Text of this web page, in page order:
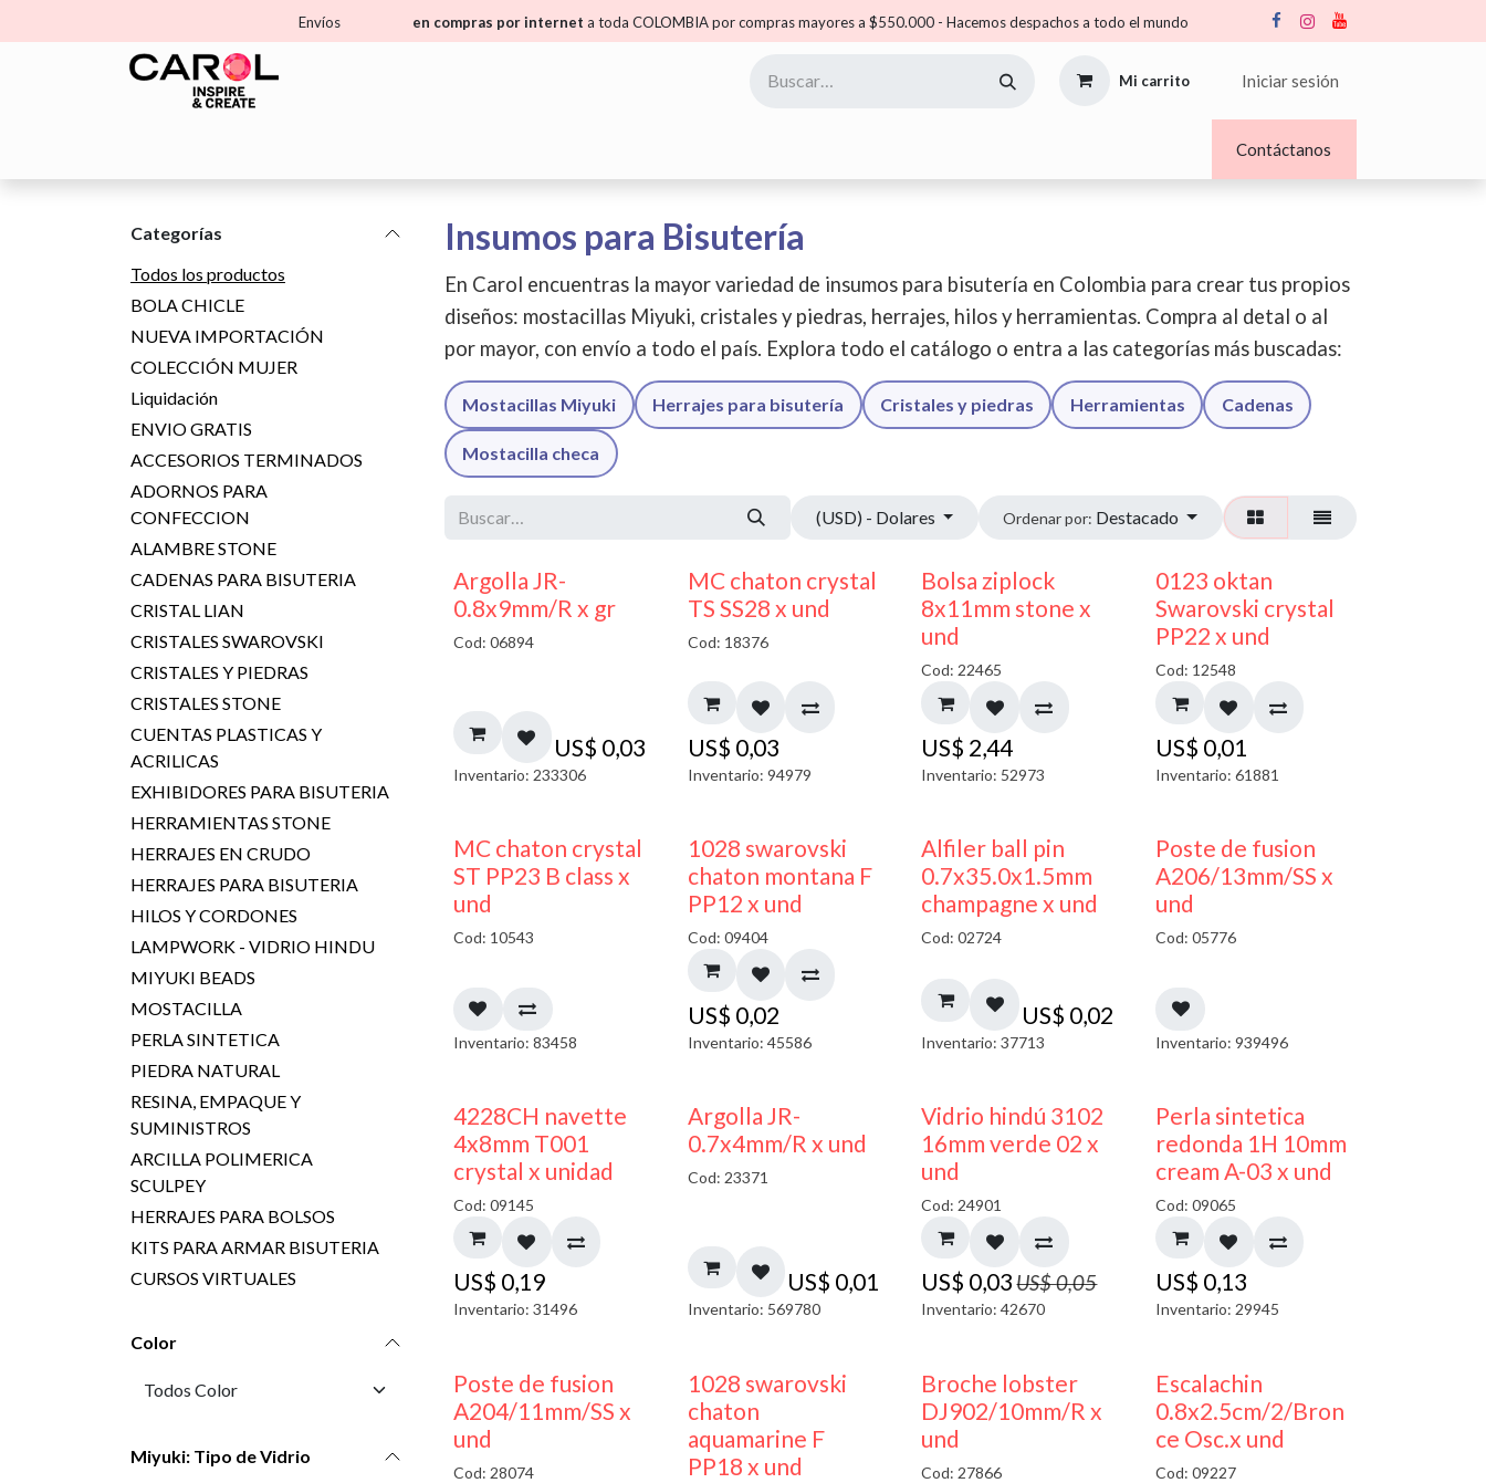
Envíos en compras por internet a toda COLOMBIA por compras mayores a $550.000 - Hacemos despachos a todo el mundo
Mi carrito Iniciar sesión
Contáctanos
Categorías
Todos los productos
BOLA CHICLE
NUEVA IMPORTACIÓN
COLECCIÓN MUJER
Liquidación
ENVIO GRATIS
ACCESORIOS TERMINADOS
ADORNOS PARA
CONFECCION
ALAMBRE STONE
CADENAS PARA BISUTERIA
CRISTAL LIAN
CRISTALES SWAROVSKI
CRISTALES Y PIEDRAS
CRISTALES STONE
CUENTAS PLASTICAS Y
ACRILICAS
EXHIBIDORES PARA BISUTERIA
HERRAMIENTAS STONE
HERRAJES EN CRUDO
HERRAJES PARA BISUTERIA
HILOS Y CORDONES
LAMPWORK - VIDRIO HINDU
MIYUKI BEADS
MOSTACILLA
PERLA SINTETICA
PIEDRA NATURAL
RESINA, EMPAQUE Y
SUMINISTROS
ARCILLA POLIMERICA
SCULPEY
HERRAJES PARA BOLSOS
KITS PARA ARMAR BISUTERIA
CURSOS VIRTUALES
Color
Miyuki: Tipo de Vidrio
Insumos para Bisutería
En Carol encuentras la mayor variedad de insumos para bisutería en Colombia para crear tus propios
diseños: mostacillas Miyuki, cristales y piedras, herrajes, hilos y herramientas. Compra al detal o al
por mayor, con envío a todo el país. Explora todo el catálogo o entra a las categorías más buscadas:
Mostacillas Miyuki Herrajes para bisutería Cristales y piedras Herramientas Cadenas
Mostacilla checa
(USD) - Dolares Ordenar por: Destacado
Argolla JR-
0.8x9mm/R x gr
Cod: 06894
US$ 0,03
Inventario: 233306
MC chaton crystal
TS SS28 x und
Cod: 18376
US$ 0,03
Inventario: 94979
¡NUEVO!
Bolsa ziplock
8x11mm stone x
und
Cod: 22465
US$ 2,44
Inventario: 52973
0123 oktan
Swarovski crystal
PP22 x und
Cod: 12548
US$ 0,01
Inventario: 61881
MC chaton crystal
ST PP23 B class x
und
Cod: 10543
Inventario: 83458
1028 swarovski
chaton montana F
PP12 x und
Cod: 09404
US$ 0,02
Inventario: 45586
Alfiler ball pin
0.7x35.0x1.5mm
champagne x und
Cod: 02724
US$ 0,02
Inventario: 37713
Poste de fusion
A206/13mm/SS x
und
Cod: 05776
Inventario: 939496
4228CH navette
4x8mm T001
crystal x unidad
Cod: 09145
US$ 0,19
Inventario: 31496
Argolla JR-
0.7x4mm/R x und
Cod: 23371
US$ 0,01
Inventario: 569780
40% DESCUENTO
Vidrio hindú 3102
16mm verde 02 x
und
Cod: 24901
US$ 0,03 US$0,05
Inventario: 42670
Perla sintetica
redonda 1H 10mm
cream A-03 x und
Cod: 09065
US$ 0,13
Inventario: 29945
Poste de fusion
A204/11mm/SS x
und
Cod: 28074
1028 swarovski
chaton
aquamarine F
PP18 x und
Broche lobster
DJ902/10mm/R x
und
Cod: 27866
Escalachin
0.8x2.5cm/2/Bron
ce Osc.x und
Cod: 09227